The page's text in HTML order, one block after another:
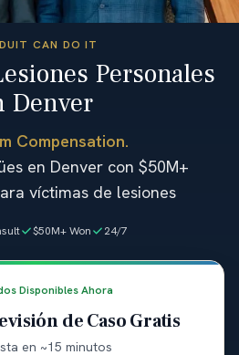
CAN DO IT
Personales
Denver
Compensation.
en Denver con $50M+
víctimas de lesiones
$50M+ Won 24/7
Disponibles Ahora
de Caso Gratis
en ~15 minutos